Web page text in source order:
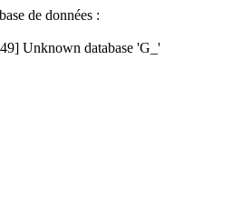
de données :
Unknown database 'G_'